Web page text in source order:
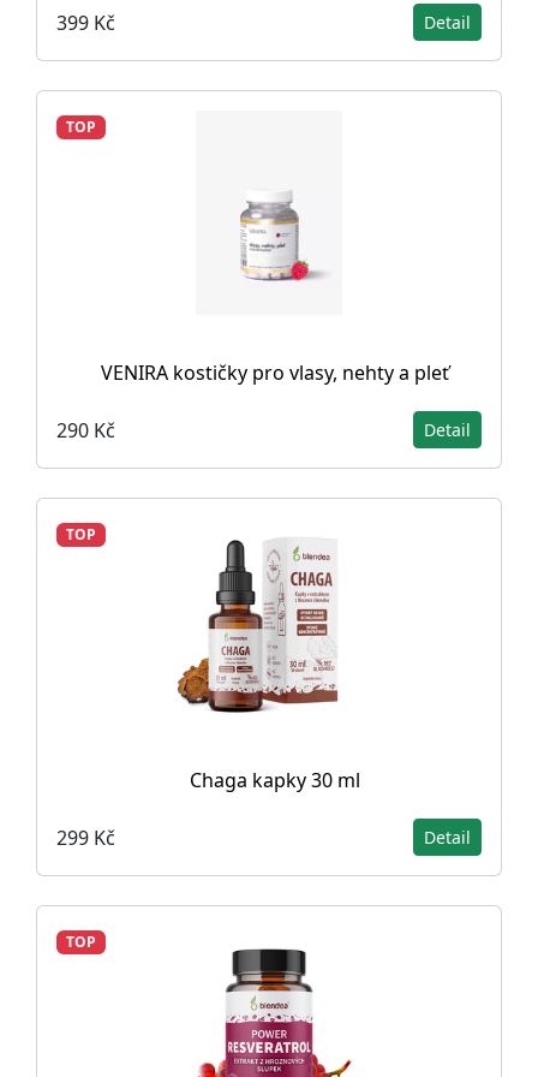
399 Kč Detail
TOP
VENIRA kostičky pro vlasy, nehty a pleť
290 Kč Detail
TOP
Chaga kapky 30 ml
299 Kč Detail
TOP